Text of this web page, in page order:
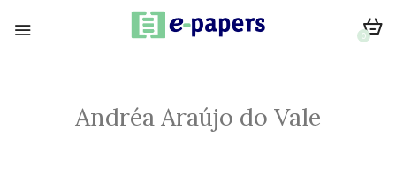
0
Andréa Araújo do Vale